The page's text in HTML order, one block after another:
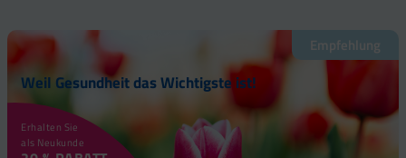
Empfehlung
Weil Gesundheit das Wichtigste ist!
Erhalten Sie
als Neukunde